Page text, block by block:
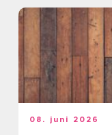
08. juni 2026